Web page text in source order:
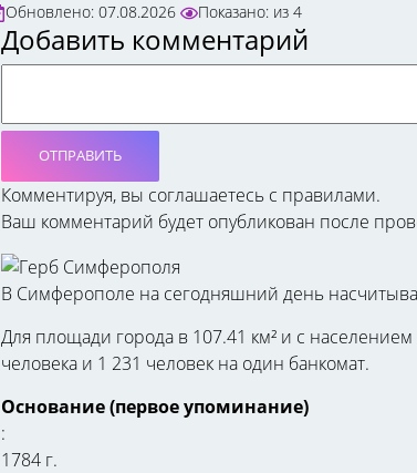
Обновлено: 07.08.2026 Показано: из 4
Добавить комментарий
ОТПРАВИТЬ
Комментируя, вы соглашаетесь c правилами.
Ваш комментарий будет опубликован после
В Симферополе на сегодняшний день
Для площади города в 107.41 км² и с
человека и 1 231 человек на один банкомат.
Основание (первое упоминание)
:
1784 г.